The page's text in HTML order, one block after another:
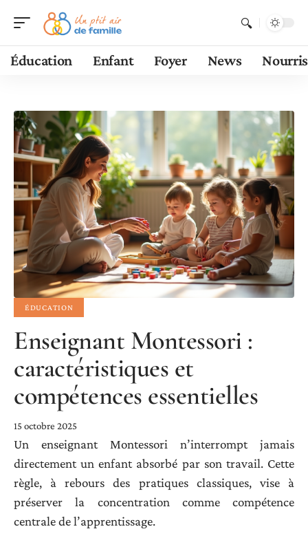
Éducation Enfant Foyer News
ÉDUCATION
Enseignant Montessori :
caractéristiques et
compétences essentielles
15 octobre 2025
Un enseignant Montessori n’interrompt jamais
directement un enfant absorbé par son travail. Cette
règle, à rebours des pratiques classiques, vise à
préserver la concentration comme compétence
centrale de l’apprentissage.